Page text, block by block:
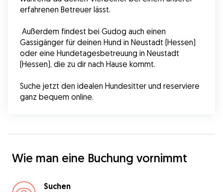
erfahrenen Betreuer lässt.
Gassigänger für deinen Hund in Neustadt (Hessen)
oder eine Hundetagesbetreuung in Neustadt
(Hessen), die zu dir nach Hause kommt.
Suche jetzt den idealen Hundesitter und reserviere
ganz bequem online.
Wie man eine Buchung vornimmt
Suchen